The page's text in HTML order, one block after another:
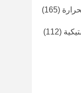
(165)
(112)